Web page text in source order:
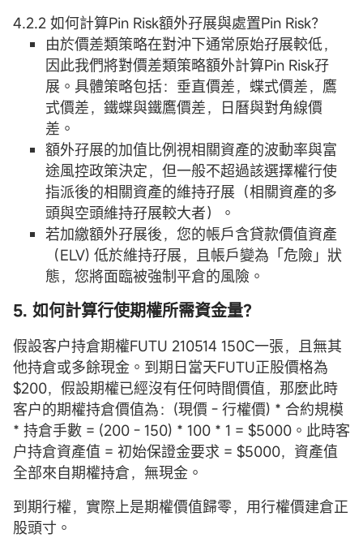
4.2.2 如何計算Pin Risk額外孖展與處置Pin Risk？
由於價差類策略在對沖下通常原始孖展較低，
因此我們將對價差類策略額外計算Pin Risk孖
展。具體策略包括：垂直價差，蝶式價差，鷹
式價差，鐵蝶與鐵鷹價差，日曆與對角線價
差。
額外孖展的加值比例視相關資產的波動率與富
途風控政策決定，但一般不超過該選擇權行使
指派後的相關資產的維持孖展（相關資產的多
頭與空頭維持孖展較大者）。
若加繳額外孖展後，您的帳戶含貸款價值資產
（ELV) 低於維持孖展，且帳戶變為「危險」狀
態，您將面臨被強制平倉的風險。
5. 如何計算行使期權所需資金量？
假設客户持倉期權FUTU 210514 150C一張，且無其
他持倉或多餘現金。到期日當天FUTU正股價格為
$200，假設期權已經沒有任何時間價值，那麼此時
客户的期權持倉價值為：(現價 - 行權價) * 合約規模
* 持倉手數 = (200 - 150) * 100 * 1 = $5000。此時客
户持倉資產值 = 初始保證金要求 = $5000，資產值
全部來自期權持倉，無現金。
到期行權，實際上是期權價值歸零，用行權價建倉正
股頭寸。